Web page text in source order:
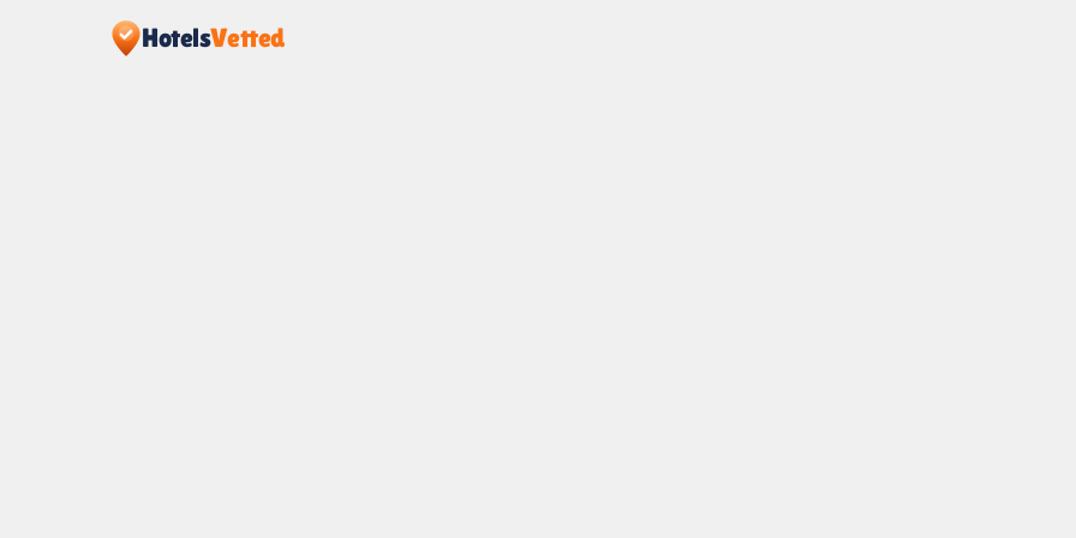
HotelsVetted